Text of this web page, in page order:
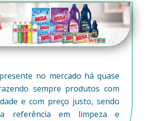
no mercado há quase
sempre produtos com
e com preço justo, sendo
referência em limpeza e